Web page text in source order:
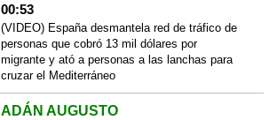
00:53
(VIDEO) España desmantela red de tráfico de
personas que cobró 13 mil dólares por
migrante y ató a personas a las lanchas para
cruzar el Mediterráneo
ADÁN AUGUSTO